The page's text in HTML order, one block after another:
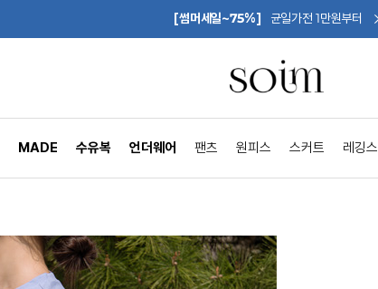
[썸머세일~75%] 균일가전 1만원부터
MADE 수유복 언더웨어 팬츠 원피스 스커트 레깅스